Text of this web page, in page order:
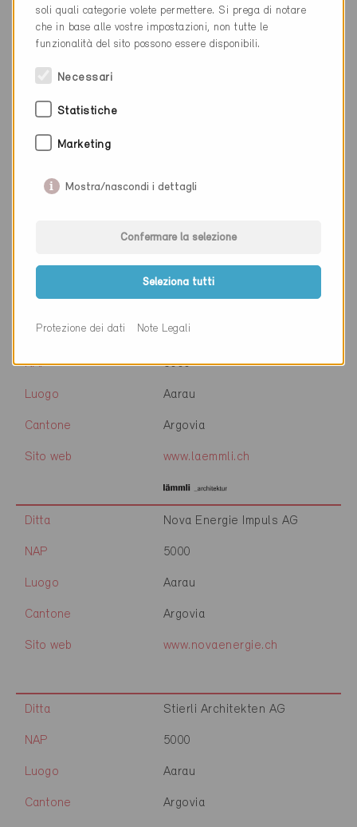
Luogo Aarau
Cantone Argovia
Sito web
Argovia
Sito web www.husistein.com
Ditta Lämmli Architektur AG
NAP 5000
Luogo Aarau
Cantone Argovia
Sito web www.laemmli.ch
Ditta Nova Energie Impuls AG
NAP 5000
Luogo Aarau
Cantone Argovia
Sito web www.novaenergie.ch
Ditta Stierli Architekten AG
NAP 5000
Luogo Aarau
Cantone Argovia
soli quali categorie volete permettere. Si prega di notare
che in base alle vostre impostazioni, non tutte le
funzionalità del sito possono essere disponibili.
Necessari
Statistiche
Marketing
Mostra/nascondi i dettagli
Confermare la selezione
Seleziona tutti
Protezione dei dati Note Legali